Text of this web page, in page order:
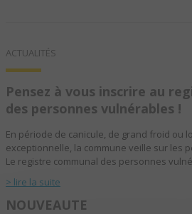
ACTUALITÉS
Pensez à vous inscrire au
des personnes vulnérables !
En période de canicule, de grand froid ou
exceptionnelle, la commune veille sur les
Le registre communal des personnes
> lire la suite
NOUVEAUTE